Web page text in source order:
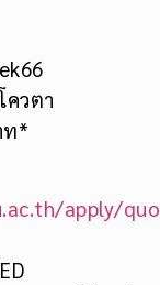
วตา
ท*
apply/